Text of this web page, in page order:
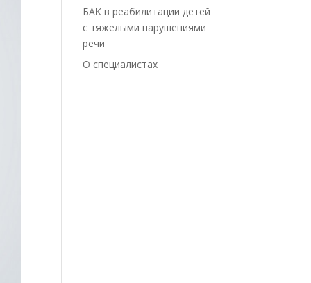
БАК в реабилитации детей
с тяжелыми нарушениями
речи
О специалистах